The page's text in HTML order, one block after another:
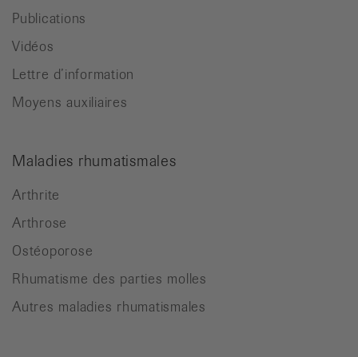
Publications
Vidéos
Lettre d’information
Moyens auxiliaires
Maladies rhumatismales
Arthrite
Arthrose
Ostéoporose
Rhumatisme des parties molles
Autres maladies rhumatismales